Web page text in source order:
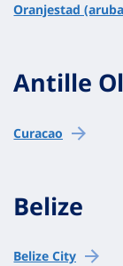
Oranjestad
Antille
Curacao
Belize
Belize City